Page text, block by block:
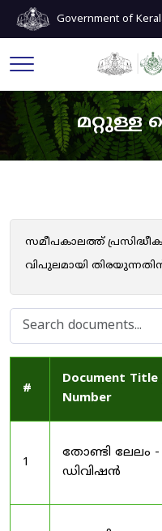
Government of
സമീപകാലത്ത്
വിപുലമായി
#
Document Title
Number
1
തോണ്ടി ലേലം -
ഡിവിഷൻ